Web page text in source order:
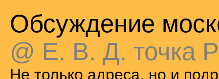
Обсуждение
@ Е. В. Д. точка
Не только адреса, но и